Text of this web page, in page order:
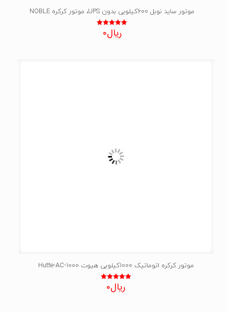
موتور ساید نوبل 600کیلویی بدون UPS، موتور کرکره NOBLE
نمره
5.00
ریال0
موتور کرکره اتوماتیک 1000کیلویی هیوت Hutte-AC-1000
نمره
5.00
ریال0